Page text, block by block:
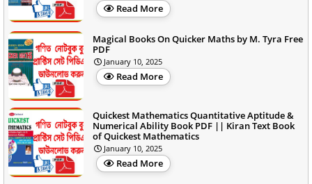
Read More
Magical Books On Quicker Maths by M. Tyra Free
PDF
January 10, 2025
Read More
Quickest Mathematics Quantitative Aptitude &
Numerical Ability Book PDF || Kiran Text Book
of Quickest Mathematics
January 10, 2025
Read More